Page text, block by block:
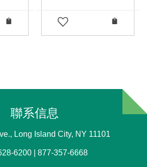
聯系信息
Long Island City, NY 11101
6200 | 877-357-6668